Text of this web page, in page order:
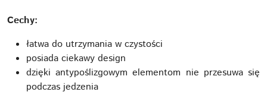
Cechy:
łatwa do utrzymania w czystości
posiada ciekawy design
dzięki antypoślizgowym elementom nie przesuwa się
podczas jedzenia